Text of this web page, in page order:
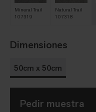
Mineral Trail
107319
Natural Trail
107318
Dimensiones
50cm x 50cm
Pedir muestra